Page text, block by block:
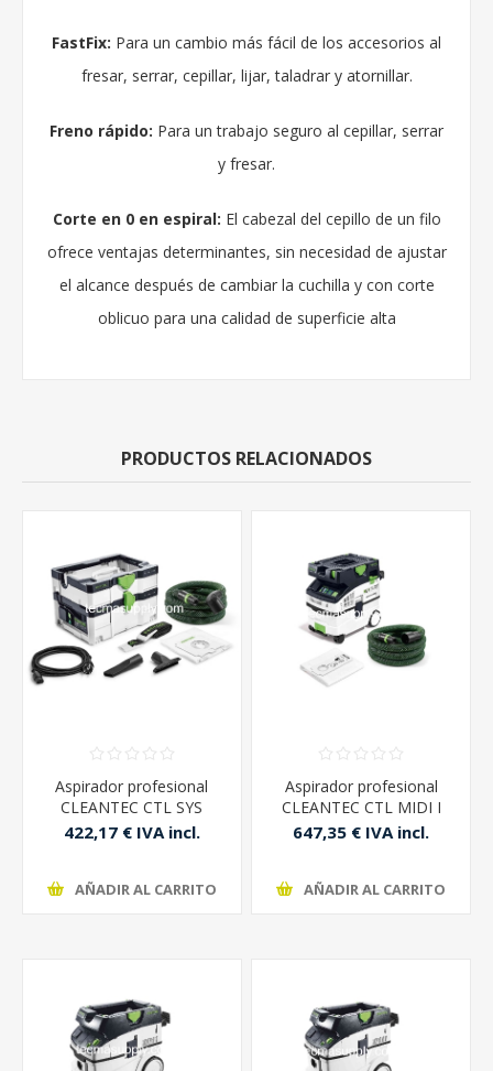
FastFix: Para un cambio más fácil de los accesorios al
fresar, serrar, cepillar, lijar, taladrar y atornillar.
Freno rápido: Para un trabajo seguro al cepillar, serrar
y fresar.
Corte en 0 en espiral: El cabezal del cepillo de un filo
ofrece ventajas determinantes, sin necesidad de ajustar
el alcance después de cambiar la cuchilla y con corte
oblicuo para una calidad de superficie alta
PRODUCTOS RELACIONADOS
Aspirador profesional
CLEANTEC CTL SYS
Festool
422,17 € IVA incl.
AÑADIR AL CARRITO
Aspirador profesional
CLEANTEC CTL MIDI I
Festool
647,35 € IVA incl.
AÑADIR AL CARRITO